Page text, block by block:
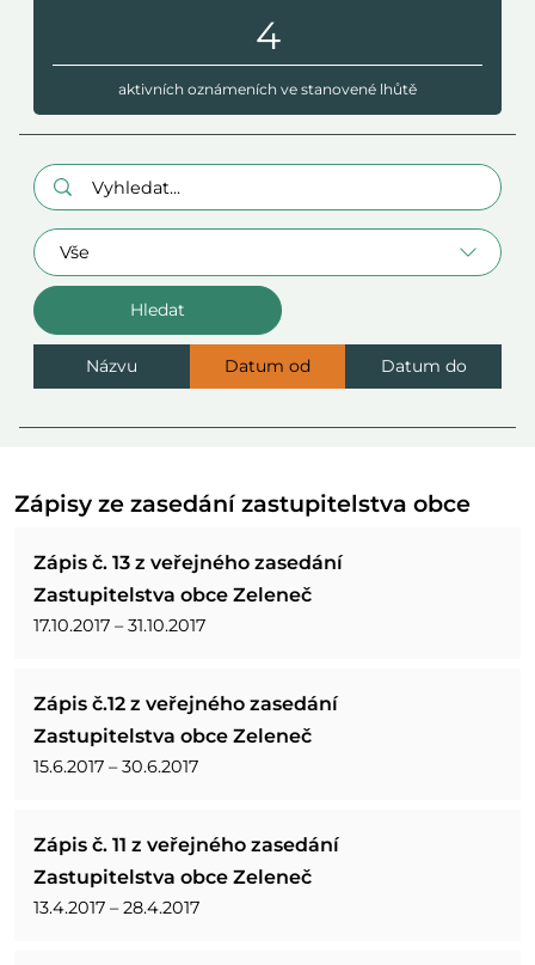
4
aktivních oznámeních ve stanovené lhůtě
Hledaný výraz:
Oblast
Názvu Datum od Datum do
Zápisy ze zasedání zastupitelstva obce
Zápis č. 13 z veřejného zasedání
Zastupitelstva obce Zeleneč
17.10.2017 – 31.10.2017
Zápis č.12 z veřejného zasedání
Zastupitelstva obce Zeleneč
15.6.2017 – 30.6.2017
Zápis č. 11 z veřejného zasedání
Zastupitelstva obce Zeleneč
13.4.2017 – 28.4.2017